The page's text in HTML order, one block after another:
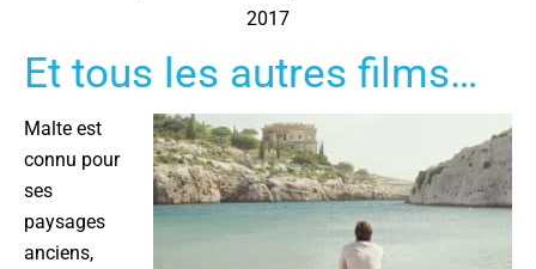
2017
Et tous les autres films…
Malte est
connu pour
ses
paysages
anciens,